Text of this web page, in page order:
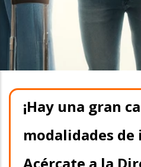
¡Hay una gran
modalidades